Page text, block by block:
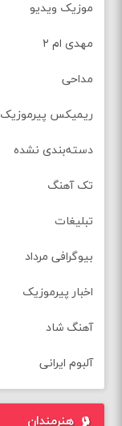
موزیک ویدیو
مهدی ام ۲
مداحی
ریمیکس پیرموزیک
دسته‌بندی نشده
تک آهنگ
تبلیغات
بیوگرافی مرداد
اخبار پیرموزیک
آهنگ شاد
آلبوم ایرانی
هنرمندان